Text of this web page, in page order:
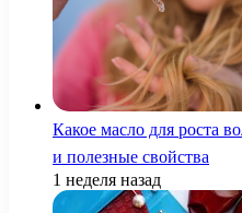
Какое масло для роста
и полезные свойства
1 неделя назад